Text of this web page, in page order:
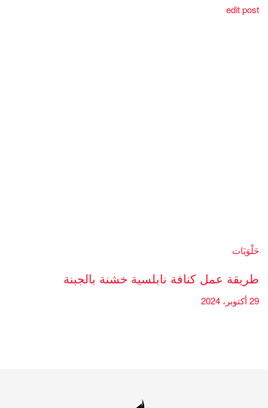
edit post
حَلْوَيَات
طريقة عمل كنافة نابلسية خشنة بالجبنة
29 أكتوبر، 2024